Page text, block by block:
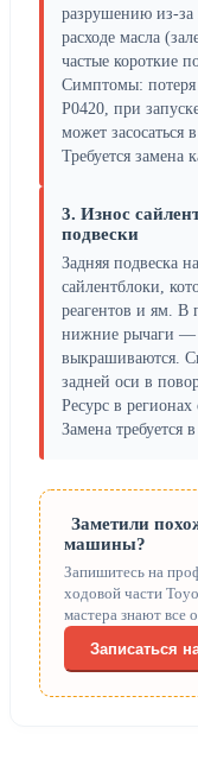
разрушению из-
расходе масла
частые короткие
Симптомы:
P0420, при
может засосаться
Требуется замена
3. Износ
подвески
Задняя подвеска
сайлентблоки,
реагентов и ям. В
нижние рычаги —
выкрашиваются.
задней оси в
Ресурс в
Замена требуется
Заметили
машины?
Запишитесь на
ходовой части
мастера знают все
Записаться